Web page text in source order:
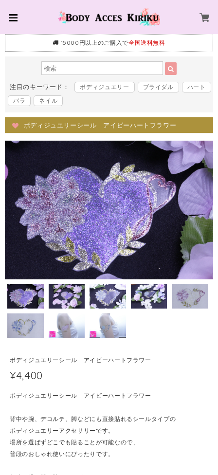
15000円以上のご購入で全国送料無料
注目のキーワード： ボディジュエリー ブライダル
ハート
バラ
ネイル
ボディジュエリーシール アイビーハートフラワー
ボディジュエリーシール アイビーハートフラワー
¥4,400
ボディジュエリーシール アイビーハートフラワー
背中や腕、デコルテ、脚などにも直接貼れるシールタイプの
ボディジュエリーアクセサリーです。
場所を選ばずどこでも貼ることが可能なので、
普段のおしゃれ使いにぴったりです。